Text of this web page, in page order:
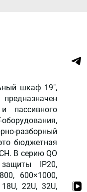
шкаф 19",
предназначен
пассивного
разборный
бюджетная
В серию QO
IP20,
600×1000,
22U, 32U,